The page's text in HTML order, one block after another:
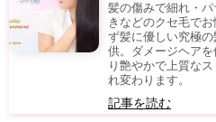
髪の傷みで細れ・
きなどのクセ毛で
ず髪に優しい究極
供。ダメージヘア
り艶やかで上質な
れ変わります。
記事を読む